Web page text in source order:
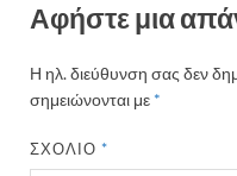
Αφήστε μια
Η ηλ. διεύθυνση σας δεν
σημειώνονται με *
ΣΧΌΛΙΟ*